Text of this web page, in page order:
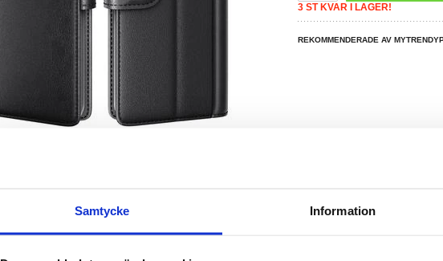
Samtycke Information
3 ST KVAR I LAGER!
REKOMMENDERADE AV
HAR DU FRÅGOR?